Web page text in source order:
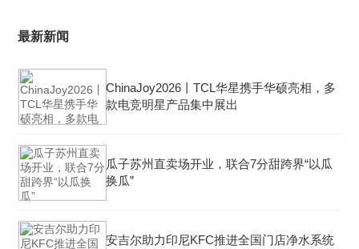
最新新闻
ChinaJoy2026丨TCL华星携手华硕亮相，多
款电竞明星产品集中展出
瓜子苏州直卖场开业，联合7分甜跨界“以瓜
换瓜”
安吉尔助力印尼KFC推进全国门店净水系统